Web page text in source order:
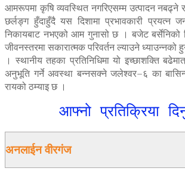
आमरूपमा कृषि व्यवस्थित नगरिएसम्म उत्पादन नबढ्ने
छर्लङ्ग हुँदाहुँदै यस दिशामा प्रभावकारी प्रयत्न
निकायबाट नभएको आम गुनासो छ । बजेट बर्सेनिको
जीवनस्तरमा सकारात्मक परिवर्तन ल्याउने ध्याउन्नको
। स्थानीय तहका प्रतिनिधिमा यो इच्छाशक्ति
अनुभूति गर्ने अवस्था बन्नसक्ने जलेश्वर–६ का
रायको ठम्याइ छ ।
आफ्नो प्रतिक्रिया
अनलाईन वीरगंज